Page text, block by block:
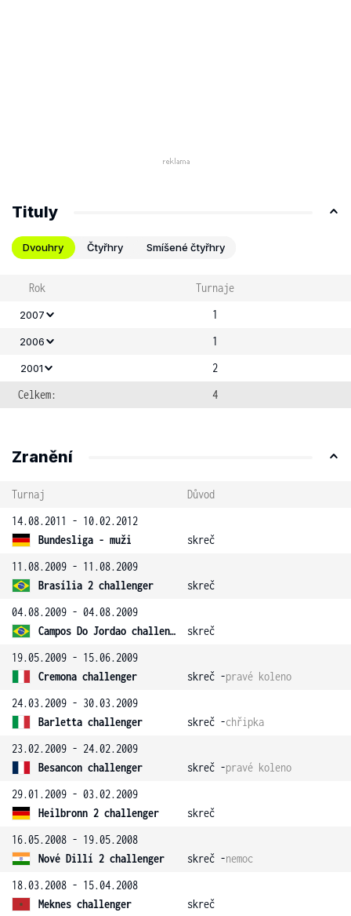
Tituly
Dvouhry Čtyřhry Smíšené čtyřhry
Rok Turnaje
2007 1
2006 1
2001
2
Celkem:
4
Zranění
Turnaj
Důvod
14.08.2011 - 10.02.2012
Bundesliga - muži
skreč
11.08.2009 - 11.08.2009
Brasília 2 challenger
skreč
04.08.2009 - 04.08.2009
Campos Do Jordao challenger
skreč
19.05.2009 - 15.06.2009
Cremona challenger
skreč -pravé koleno
24.03.2009 - 30.03.2009
Barletta challenger
skreč -chřipka
23.02.2009 - 24.02.2009
Besancon challenger
skreč -pravé koleno
29.01.2009 - 03.02.2009
Heilbronn 2 challenger
skreč
16.05.2008 - 19.05.2008
Nové Dillí 2 challenger
skreč -nemoc
18.03.2008 - 15.04.2008
Meknes challenger
skreč